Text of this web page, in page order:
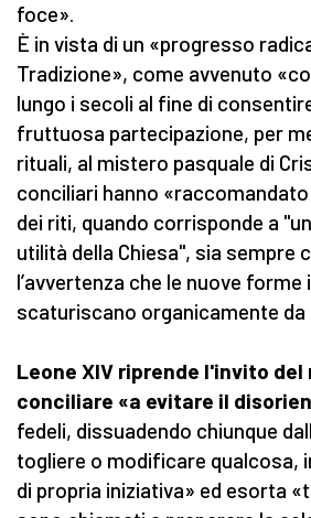
foce».
È in vista di un «progresso
Tradizione», come avvenuto
lungo i secoli al fine di
fruttuosa partecipazione, per
rituali, al mistero pasquale di
conciliari hanno
dei riti, quando corrisponde a
utilità della Chiesa", sia sempre
l’avvertenza che le nuove forme
scaturiscano organicamente da
Leone XIV riprende l'invito
conciliare «a evitare il
fedeli, dissuadendo chiunque
togliere o modificare qualcosa,
di propria iniziativa» ed esorta